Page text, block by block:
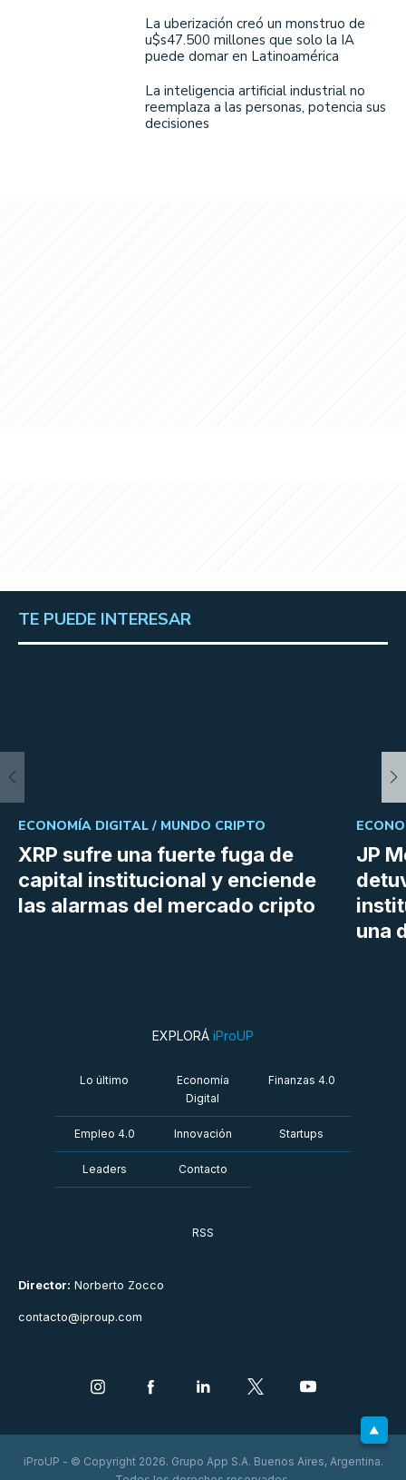
La uberización creó un monstruo de
u$s47.500 millones que solo la IA
puede domar en Latinoamérica
La inteligencia artificial industrial no
reemplaza a las personas, potencia sus
decisiones
TE PUEDE INTERESAR
XRP sufre una fuerte fuga de
capital institucional y enciende
las alarmas del mercado cripto
ECONOMÍA DIGITAL / MUNDO CRIPTO
JP
una
Director: Norberto Zocco
contacto@iproup.com
EXPLORÁ iProUP
Lo último
Economía
Digital
Finanzas 4.0
Empleo 4.0 Innovación Startups
Leaders Contacto
RSS
iProUP - © Copyright 2026. Grupo App S.A. Buenos Aires, Argentina.